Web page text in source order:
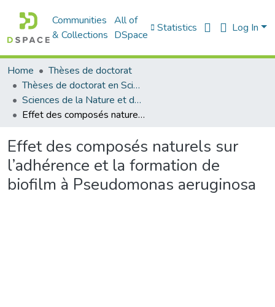
Communities
& Collections
All of
DSpace
Statistics Log In
Home
Thèses de doctorat
Thèses de doctorat en Sciences
Sciences de la Nature et de la Vie - علوم الطبيعة و الحياة
Effet des composés naturels sur l’adhérence et la formation de biofilm à Pseudomonas aeruginosa
Effet des composés naturels sur
l’adhérence et la formation de
biofilm à Pseudomonas aeruginosa